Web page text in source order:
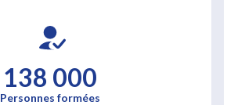
138 000
Personnes formées